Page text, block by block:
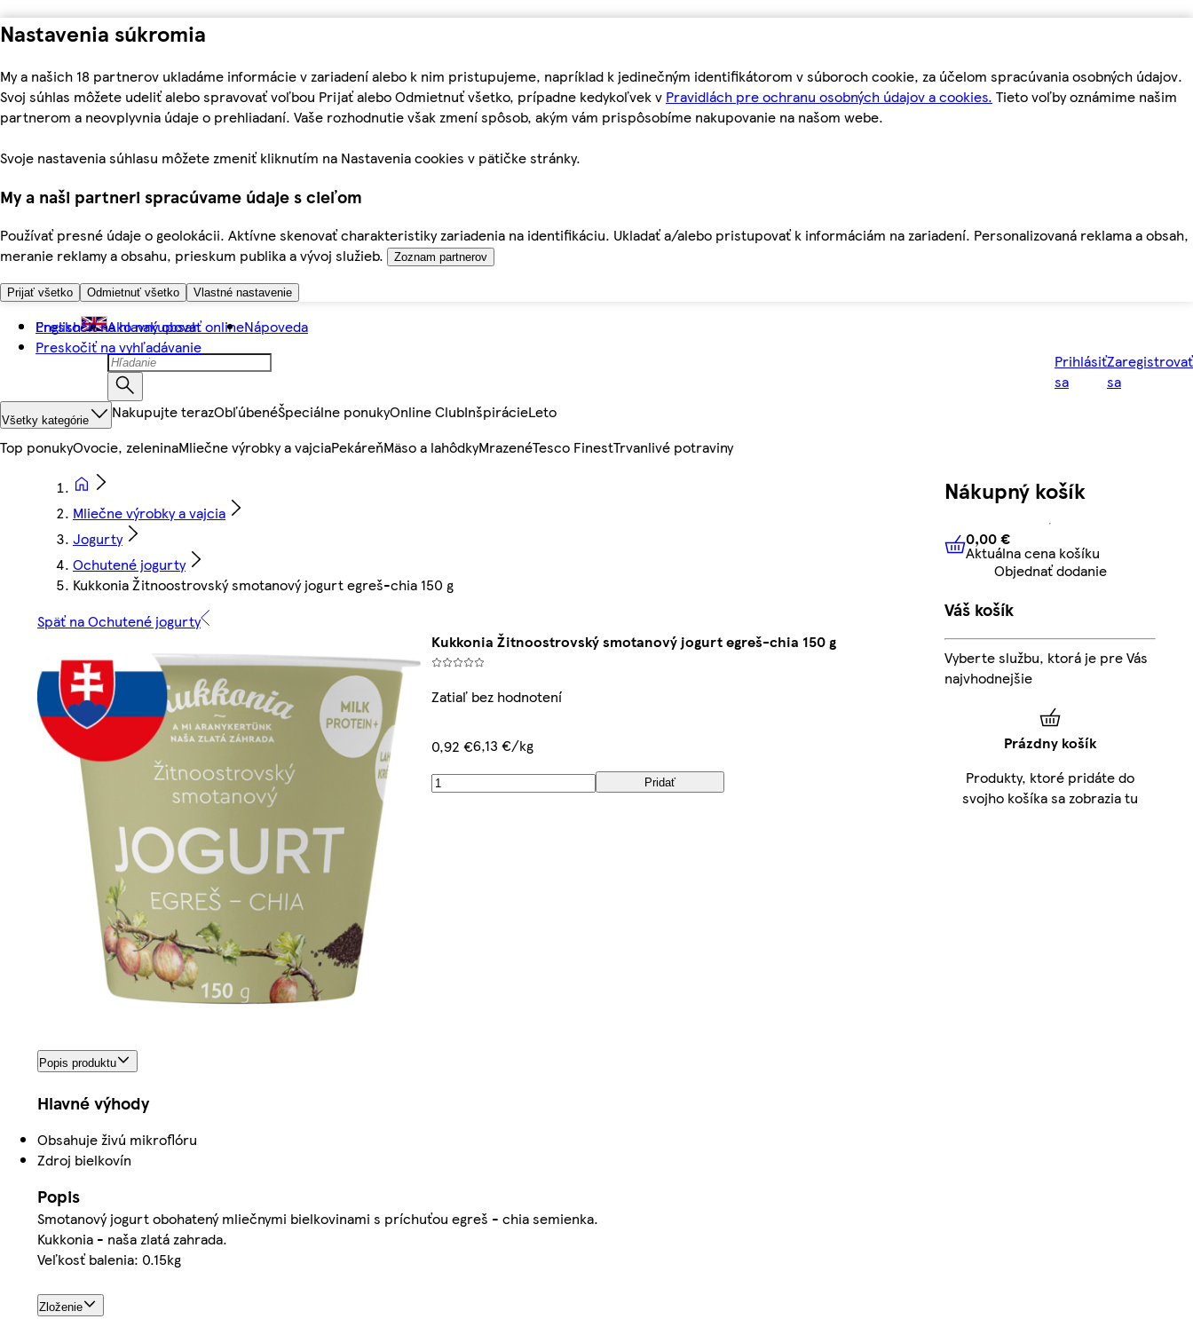
Nastavenia súkromia
My a našich 18 partnerov ukladáme informácie v zariadení alebo k nim pristupujeme, napríklad k jedinečným identifikátorom v súboroch cookie, za účelom spracúvania osobných údajov.
Svoj súhlas môžete udeliť alebo spravovať voľbou Prijať alebo Odmietnuť všetko, prípadne kedykoľvek v Pravidlách pre ochranu osobných údajov a cookies. Tieto voľby oznámime našim
partnerom a neovplyvnia údaje o prehliadaní. Vaše rozhodnutie však zmení spôsob, akým vám prispôsobíme nakupovanie na našom webe.
Svoje nastavenia súhlasu môžete zmeniť kliknutím na Nastavenia cookies v pätičke stránky.
My a naši partneri spracúvame údaje s cieľom
Používať presné údaje o geolokácii. Aktívne skenovať charakteristiky zariadenia na identifikáciu. Ukladať a/alebo pristupovať k informáciám na zariadení. Personalizovaná reklama a obsah,
meranie reklamy a obsahu, prieskum publika a vývoj služieb.
Zoznam partnerov
Prijať všetko Odmietnuť všetko Vlastné nastavenie
Preskočiť na hlavný obsah
Preskočiť na vyhľadávanie
English Ako nakupovať onlineNápoveda
Prihlásiť
sa
Zaregistrovať
sa
Všetky kategórie Nakupujte terazObľúbenéŠpeciálne ponukyOnline ClubInšpirácieLeto
Top ponukyOvocie, zeleninaMliečne výrobky a vajciaPekáreňMäso a lahôdkyMrazenéTesco FinestTrvanlivé potraviny
Mliečne výrobky a vajcia
Jogurty
Ochutené jogurty
Kukkonia Žitnoostrovský smotanový jogurt egreš-chia 150 g
Späť na Ochutené jogurty
Kukkonia Žitnoostrovský smotanový jogurt egreš-chia 150 g
Zatiaľ bez hodnotení
0,92 €6,13 €/kg
Pridať
Popis produktu
Hlavné výhody
Obsahuje živú mikroflóru
Zdroj bielkovín
Popis
Smotanový jogurt obohatený mliečnymi bielkovinami s príchuťou egreš - chia semienka.
Kukkonia - naša zlatá zahrada.
Veľkosť balenia: 0.15kg
Zloženie
Nákupný košík
0,00 € Aktuálna cena košíku
0,00 €
Aktuálna cena košíku
Objednať dodanie
Váš košík
Vyberte službu, ktorá je pre Vás
najvhodnejšie
Prázdny košík
Produkty, ktoré pridáte do
svojho košíka sa zobrazia tu